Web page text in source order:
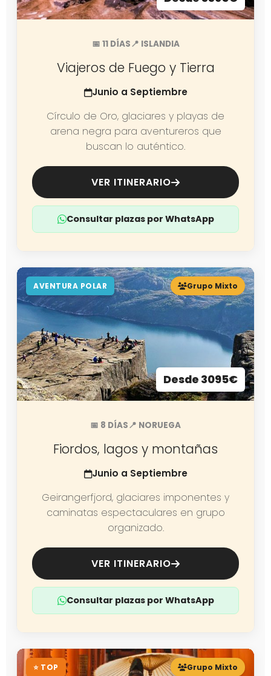
📅 11 DÍAS📍 ISLANDIA
Viajeros de Fuego y Tierra
Junio a Septiembre
Círculo de Oro, glaciares y playas de
arena negra para aventureros que
buscan lo auténtico.
VER ITINERARIO
Consultar plazas por WhatsApp
AVENTURA POLAR Grupo Mixto
Desde 3095€
📅 8 DÍAS📍 NORUEGA
Fiordos, lagos y montañas
Junio a Septiembre
Geirangerfjord, glaciares imponentes y
caminatas espectaculares en grupo
organizado.
VER ITINERARIO
Consultar plazas por WhatsApp
⭐ TOP Grupo Mixto